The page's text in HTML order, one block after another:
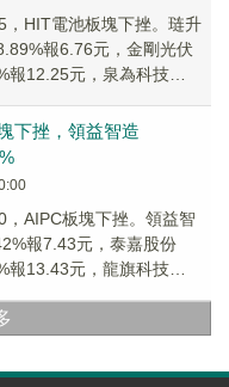
，HIT電池板塊下挫。琏升
報6.76元，金剛光伏
報12.25元，泉為科技
下挫，領益智造
AIPC板塊下挫。領益智
報7.43元，泰嘉股份
報13.43元，龍旗科技